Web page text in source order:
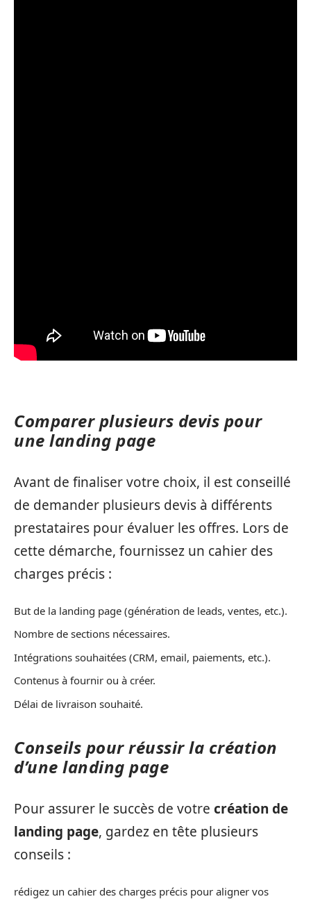
Comparer plusieurs devis pour
une landing page
Avant de finaliser votre choix, il est conseillé
de demander plusieurs devis à différents
prestataires pour évaluer les offres. Lors de
cette démarche, fournissez un cahier des
charges précis :
But de la landing page (génération de leads, ventes, etc.).
Nombre de sections nécessaires.
Intégrations souhaitées (CRM, email, paiements, etc.).
Contenus à fournir ou à créer.
Délai de livraison souhaité.
Conseils pour réussir la création
d’une landing page
Pour assurer le succès de votre création de
landing page, gardez en tête plusieurs
conseils :
rédigez un cahier des charges précis pour aligner vos